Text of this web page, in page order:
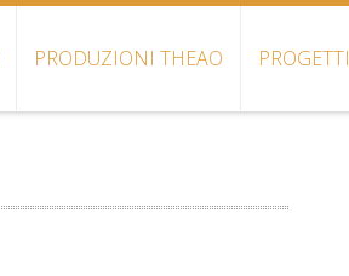
PRODUZIONI THEAO PROGETTI